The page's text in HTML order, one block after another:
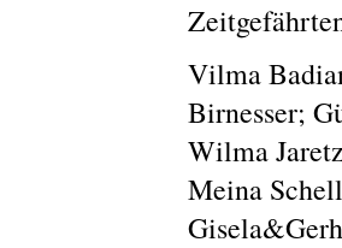
Vilma
Birnesser;
Wilma
Meina